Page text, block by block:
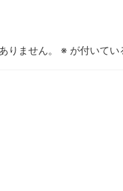
りません。 ※ が付いてい